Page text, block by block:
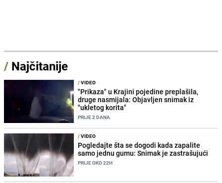
/ Najčitanije
/VIDEO
"Prikaza" u Krajini pojedine preplašila,
druge nasmijala: Objavljen snimak iz
"ukletog korita"
PRIJE 2 DANA
/VIDEO
Pogledajte šta se dogodi kada zapalite
samo jednu gumu: Snimak je zastrašujući
PRIJE OKO 22H